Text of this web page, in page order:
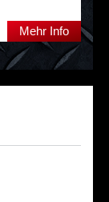
Mehr Info